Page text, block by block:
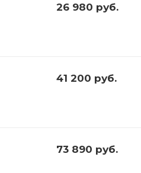
26 980 руб.
41 200 руб.
73 890 руб.